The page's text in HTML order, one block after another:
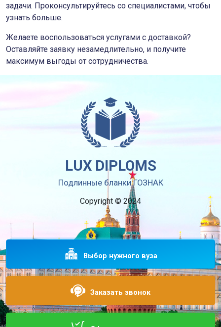
задачи. Проконсультируйтесь со специалистами, чтобы
узнать больше.
Желаете воспользоваться услугами с доставкой?
Оставляйте заявку незамедлительно, и получите
максимум выгоды от сотрудничества.
LUX DIPLOMS
Подлинные бланки ГОЗНАК
Copyright © 2024
Выбор нужного вуза
Заказать звонок